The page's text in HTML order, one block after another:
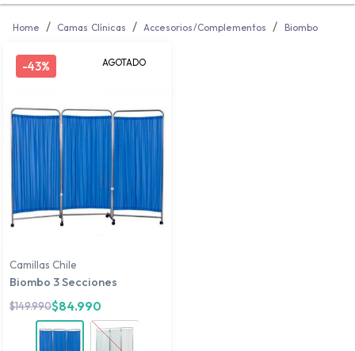
Home / Camas Clínicas / Accesorios/Complementos / Biombo
-43% AGOTADO
Camillas Chile
Biombo 3 Secciones
$149.990$84.990